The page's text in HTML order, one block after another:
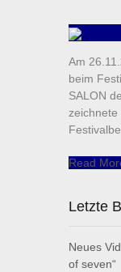
Am
beim
SALON
zeichnete
Read
Letzte
Neues
of seven“